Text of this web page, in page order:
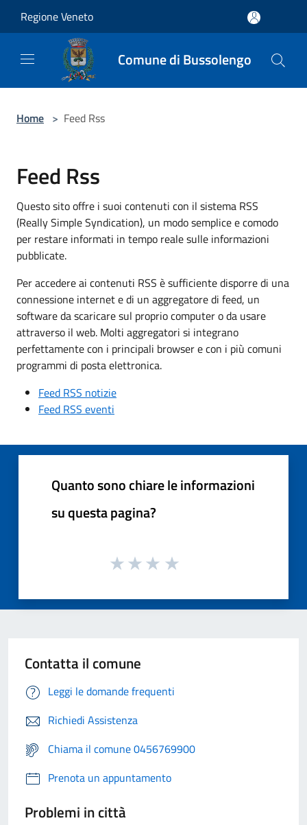
Regione Veneto
Comune di Bussolengo
Home > Feed Rss
Feed Rss
Questo sito offre i suoi contenuti con il sistema RSS
(Really Simple Syndication), un modo semplice e comodo
per restare informati in tempo reale sulle informazioni
pubblicate.
Per accedere ai contenuti RSS è sufficiente disporre di una
connessione internet e di un aggregatore di feed, un
software da scaricare sul proprio computer o da usare
attraverso il web. Molti aggregatori si integrano
perfettamente con i principali browser e con i più comuni
programmi di posta elettronica.
Feed RSS notizie
Feed RSS eventi
Quanto sono chiare le informazioni
su questa pagina?
Contatta il comune
Leggi le domande frequenti
Richiedi Assistenza
Chiama il comune 0456769900
Prenota un appuntamento
Problemi in città